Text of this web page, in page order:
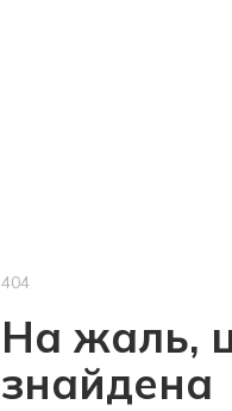
404
На жаль,
знайдена